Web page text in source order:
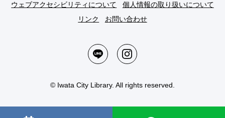
ウェブアクセシビリティについて
個人情報の取り扱いについて
リンク
お問い合わせ
© Iwata City Library. All rights reserved.